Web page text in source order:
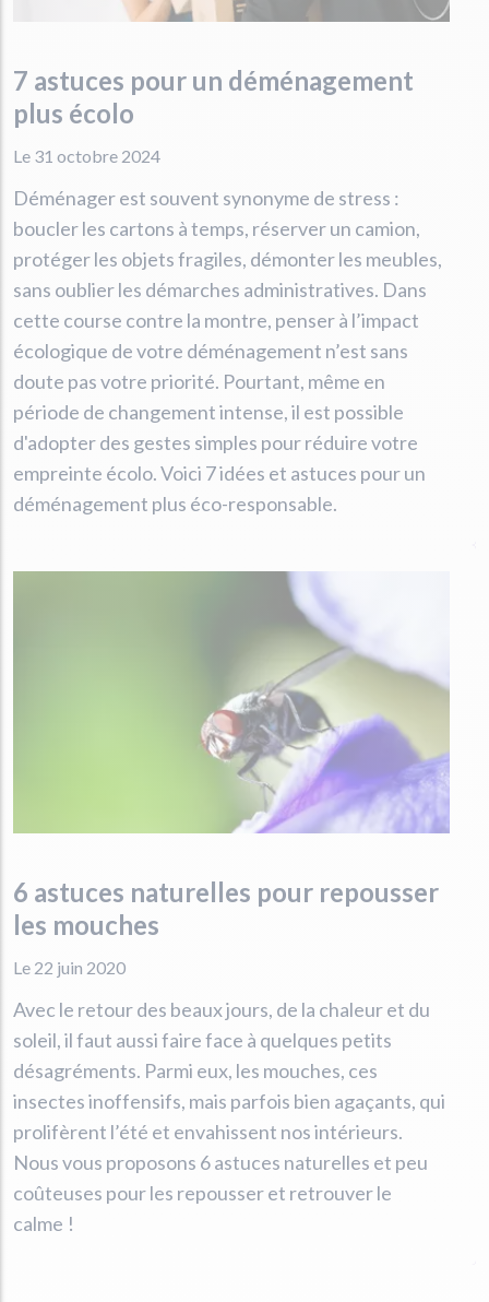
7 astuces pour un déménagement
plus écolo
Le 31 octobre 2024
Déménager est souvent synonyme de stress :
boucler les cartons à temps, réserver un camion,
protéger les objets fragiles, démonter les meubles,
sans oublier les démarches administratives. Dans
cette course contre la montre, penser à l’impact
écologique de votre déménagement n’est sans
doute pas votre priorité. Pourtant, même en
période de changement intense, il est possible
d'adopter des gestes simples pour réduire votre
empreinte écolo. Voici 7 idées et astuces pour un
déménagement plus éco-responsable.
6 astuces naturelles pour repousser
les mouches
Le 22 juin 2020
Avec le retour des beaux jours, de la chaleur et du
soleil, il faut aussi faire face à quelques petits
désagréments. Parmi eux, les mouches, ces
insectes inoffensifs, mais parfois bien agaçants, qui
prolifèrent l’été et envahissent nos intérieurs.
Nous vous proposons 6 astuces naturelles et peu
coûteuses pour les repousser et retrouver le
calme !